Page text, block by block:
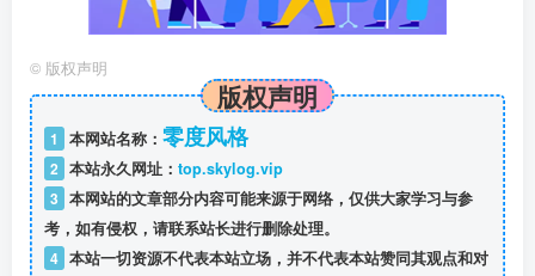
© 版权声明
版权声明
1 本网站名称： 零度风格
2 本站永久网址： top.skylog.vip
3 本网站的文章部分内容可能来源于网络，仅供大家学习与参
考，如有侵权，请联系站长进行删除处理。
4 本站一切资源不代表本站立场，并不代表本站赞同其观点和对